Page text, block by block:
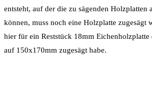
entsteht, auf der die zu sägenden Holzplatten
können, muss noch eine Holzplatte zugesägt
hier für ein Reststück 18mm Eichenholzplatte
auf 150x170mm zugesägt habe.